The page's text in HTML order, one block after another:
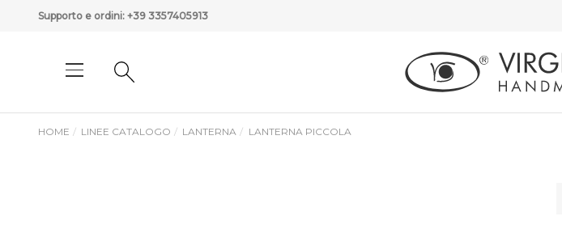
Supporto e ordini: +39 3357405913
HOME LINEE CATALOGO LANTERNA LANTERNA PICCOLA